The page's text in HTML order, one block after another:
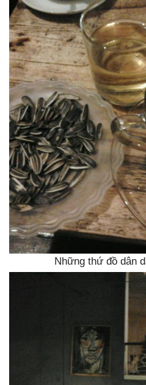
Những thứ đồ dân